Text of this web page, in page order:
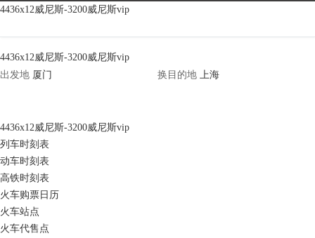
海南旅游天气|海南旅游天气预报查
4436x12威尼斯-3200威尼斯vip
4436x12威尼斯-3200威尼斯vip
出发地
换 目的地
4436x12威尼斯-3200威尼斯vip
列车时刻表
动车时刻表
高铁时刻表
火车购票日历
火车站点
火车代售点